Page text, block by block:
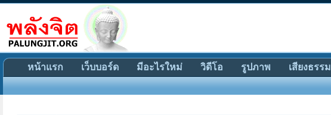
หน้าแรก เว็บบอร์ด มีอะไรใหม่ วิดีโอ รูปภาพ เสียงธรรม